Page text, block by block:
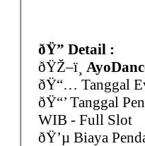
ðŸ” Detail :
ðŸŽ–ï¸
ðŸ“… Tanggal
ðŸ“’ Tanggal
WIB - Full Slot
ðŸ’µ Biaya